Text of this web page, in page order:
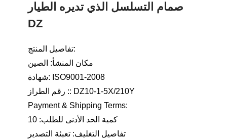
صمام التسلسل الذي تديره الطيار
DZ
تفاصيل المنتج:
مكان المنشأ: الصين
شهادة: ISO9001-2008
رقم الطراز :: DZ10-1-5X/210Y
Payment & Shipping Terms:
كمية الحد الأدنى للطلب: 10
تفاصيل التغليف: تعبئة التصدير